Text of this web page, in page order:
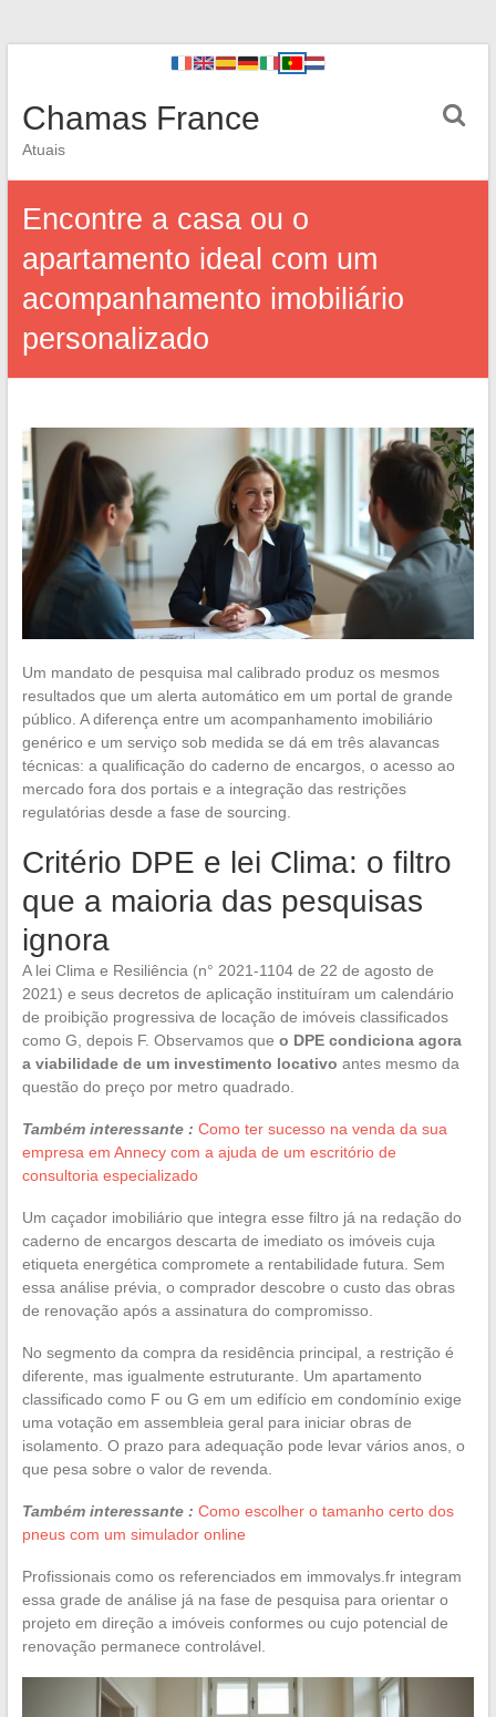
Chamas France
Atuais
Encontre a casa ou o
apartamento ideal com um
acompanhamento imobiliário
personalizado
Um mandato de pesquisa mal calibrado produz os mesmos
resultados que um alerta automático em um portal de grande
público. A diferença entre um acompanhamento imobiliário
genérico e um serviço sob medida se dá em três alavancas
técnicas: a qualificação do caderno de encargos, o acesso ao
mercado fora dos portais e a integração das restrições
regulatórias desde a fase de sourcing.
Critério DPE e lei Clima: o filtro
que a maioria das pesquisas
ignora
A lei Clima e Resiliência (n° 2021-1104 de 22 de agosto de
2021) e seus decretos de aplicação instituíram um calendário
de proibição progressiva de locação de imóveis classificados
como G, depois F. Observamos que o DPE condiciona agora
a viabilidade de um investimento locativo antes mesmo da
questão do preço por metro quadrado.
Também interessante : Como ter sucesso na venda da sua
empresa em Annecy com a ajuda de um escritório de
consultoria especializado
Um caçador imobiliário que integra esse filtro já na redação do
caderno de encargos descarta de imediato os imóveis cuja
etiqueta energética compromete a rentabilidade futura. Sem
essa análise prévia, o comprador descobre o custo das obras
de renovação após a assinatura do compromisso.
No segmento da compra da residência principal, a restrição é
diferente, mas igualmente estruturante. Um apartamento
classificado como F ou G em um edifício em condomínio exige
uma votação em assembleia geral para iniciar obras de
isolamento. O prazo para adequação pode levar vários anos, o
que pesa sobre o valor de revenda.
Também interessante : Como escolher o tamanho certo dos
pneus com um simulador online
Profissionais como os referenciados em immovalys.fr integram
essa grade de análise já na fase de pesquisa para orientar o
projeto em direção a imóveis conformes ou cujo potencial de
renovação permanece controlável.